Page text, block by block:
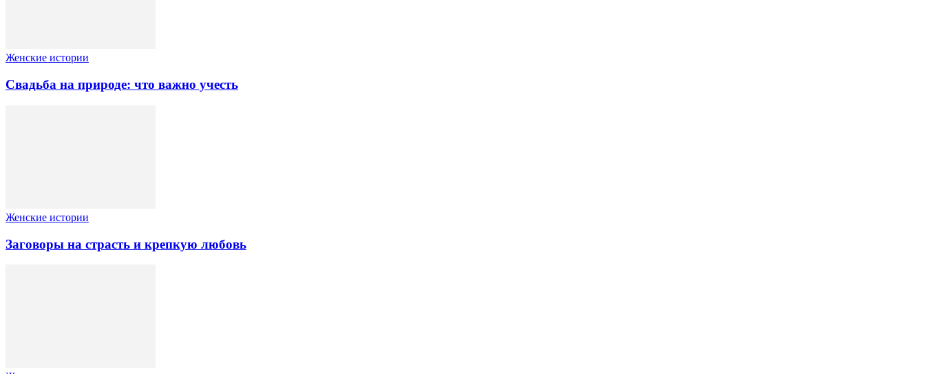
Женские истории
Свадьба на природе: что важно учесть
Женские истории
Заговоры на страсть и крепкую любовь